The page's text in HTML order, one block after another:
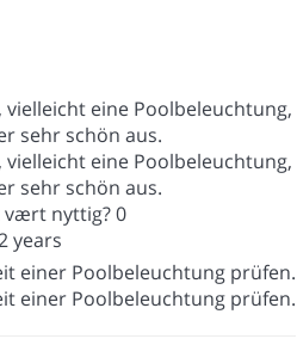
eine Poolbeleuchtung,
sehr schön aus.
eine Poolbeleuchtung,
sehr schön aus.
vært nyttig?0
years
einer Poolbeleuchtung prüfen.
einer Poolbeleuchtung prüfen.